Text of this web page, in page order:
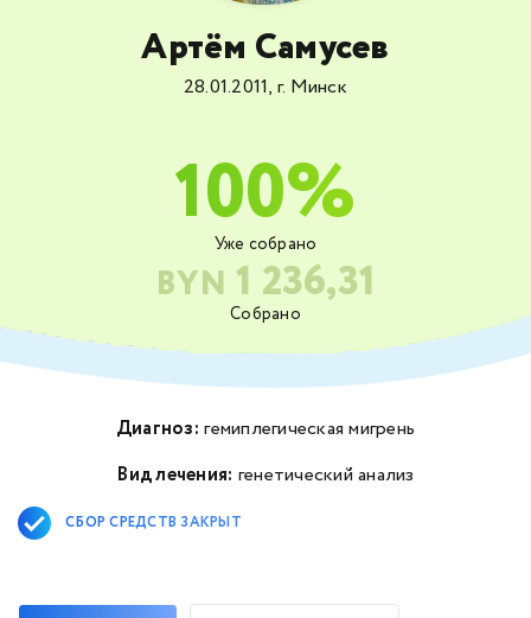
Собрано
BYN 1 236,31
Уже собрано
100%
Артём Самусев
28.01.2011, г. Минск
Диагноз: гемиплегическая мигрень
Вид лечения: генетический анализ
СБОР СРЕДСТВ ЗАКРЫТ